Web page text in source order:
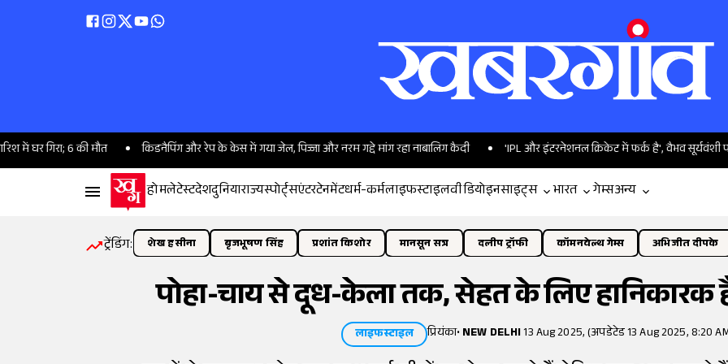
6 की मौत किडनैपिंग और रेप के केस में गया जेल, पिज्जा और नरम गद्दे मांग रहा नाबालिग कैदी 'IPL और इंटरनेशनल क्रिकेट में फर्क है', वैभव सूर्यवंशी पर बोले
होमलेटेस्टदेशदुनियाराज्यस्पोर्ट्सएंटरटेनमेंटधर्म-कर्मलाइफस्टाइलवीडियोइनसाइट्स भारत गेम्सअन्य
ट्रेंडिंग: शेख हसीना बृजभूषण सिंह प्रशांत किशोर मानसून सत्र दलीप ट्रॉफी कॉमनवेल्थ गेम्स अभिजीत दीपके
पोहा-चाय से दूध-केला तक, सेहत के लिए
लाइफस्टाइल प्रियंका•NEW DELHI13 Aug 2025, (अपडेटेड 13 Aug 2025, 8:20